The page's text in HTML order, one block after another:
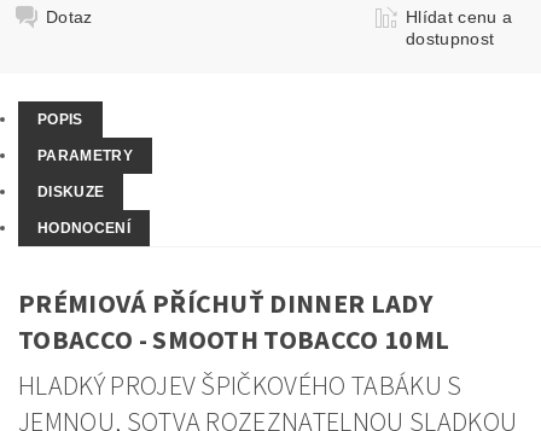
Dotaz
Hlídat cenu a
dostupnost
POPIS
PARAMETRY
DISKUZE
HODNOCENÍ
PRÉMIOVÁ PŘÍCHUŤ DINNER LADY
TOBACCO - SMOOTH TOBACCO 10ML
HLADKÝ PROJEV ŠPIČKOVÉHO TABÁKU S
JEMNOU, SOTVA ROZEZNATELNOU SLADKOU